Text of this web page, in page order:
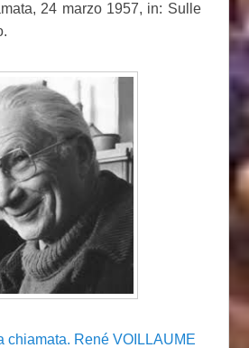
24 marzo 1957, in: Sulle
chiamata. René VOILLAUME